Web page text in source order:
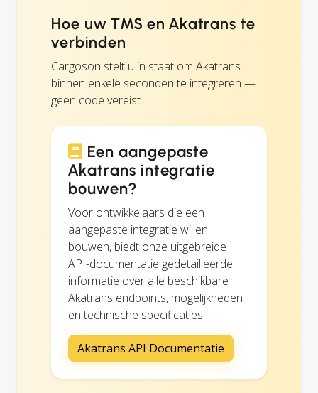
Hoe uw TMS en Akatrans te
verbinden
Cargoson stelt u in staat om Akatrans
binnen enkele seconden te integreren —
geen code vereist.
Een aangepaste
Akatrans integratie
bouwen?
Voor ontwikkelaars die een
aangepaste integratie willen
bouwen, biedt onze uitgebreide
API-documentatie gedetailleerde
informatie over alle beschikbare
Akatrans endpoints, mogelijkheden
en technische specificaties.
Akatrans API Documentatie